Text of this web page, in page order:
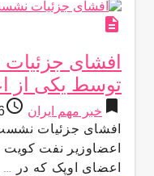
description
افشای
توسط یکی از
bookmark خبر مهم ایران access_time
افشای جزئیات
اعضای اوپک که در …